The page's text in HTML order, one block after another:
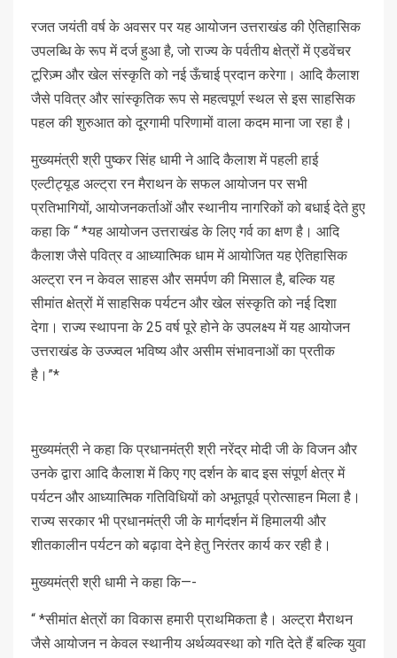
रजत जयंती वर्ष के अवसर पर यह आयोजन उत्तराखंड की ऐतिहासिक
उपलब्धि के रूप में दर्ज हुआ है, जो राज्य के पर्वतीय क्षेत्रों में एडवेंचर
टूरिज़्म और खेल संस्कृति को नई ऊँचाई प्रदान करेगा। आदि कैलाश
जैसे पवित्र और सांस्कृतिक रूप से महत्वपूर्ण स्थल से इस साहसिक
पहल की शुरुआत को दूरगामी परिणामों वाला कदम माना जा रहा है।
मुख्यमंत्री श्री पुष्कर सिंह धामी ने आदि कैलाश में पहली हाई
एल्टीट्यूड अल्ट्रा रन मैराथन के सफल आयोजन पर सभी
प्रतिभागियों, आयोजनकर्ताओं और स्थानीय नागरिकों को बधाई देते हुए
कहा कि “ *यह आयोजन उत्तराखंड के लिए गर्व का क्षण है। आदि
कैलाश जैसे पवित्र व आध्यात्मिक धाम में आयोजित यह ऐतिहासिक
अल्ट्रा रन न केवल साहस और समर्पण की मिसाल है, बल्कि यह
सीमांत क्षेत्रों में साहसिक पर्यटन और खेल संस्कृति को नई दिशा
देगा। राज्य स्थापना के 25 वर्ष पूरे होने के उपलक्ष्य में यह आयोजन
उत्तराखंड के उज्ज्वल भविष्य और असीम संभावनाओं का प्रतीक
है।”*
मुख्यमंत्री ने कहा कि प्रधानमंत्री श्री नरेंद्र मोदी जी के विजन और
उनके द्वारा आदि कैलाश में किए गए दर्शन के बाद इस संपूर्ण क्षेत्र में
पर्यटन और आध्यात्मिक गतिविधियों को अभूतपूर्व प्रोत्साहन मिला है।
राज्य सरकार भी प्रधानमंत्री जी के मार्गदर्शन में हिमालयी और
शीतकालीन पर्यटन को बढ़ावा देने हेतु निरंतर कार्य कर रही है।
मुख्यमंत्री श्री धामी ने कहा कि—-
“ *सीमांत क्षेत्रों का विकास हमारी प्राथमिकता है। अल्ट्रा मैराथन
जैसे आयोजन न केवल स्थानीय अर्थव्यवस्था को गति देते हैं बल्कि युवा